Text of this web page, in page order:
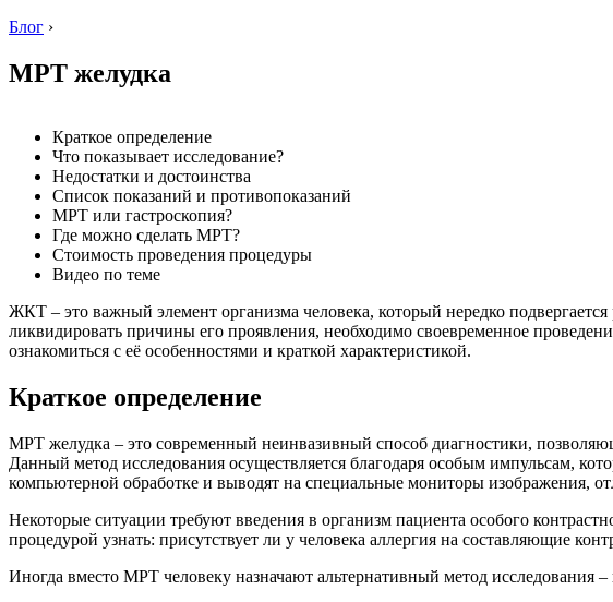
Блог ›
МРТ желудка
Краткое определение
Что показывает исследование?
Недостатки и достоинства
Список показаний и противопоказаний
МРТ или гастроскопия?
Где можно сделать МРТ?
Стоимость проведения процедуры
Видео по теме
ЖКТ – это важный элемент организма человека, который нередко
ликвидировать причины его проявления, необходимо своевременное
ознакомиться с её особенностями и краткой характеристикой.
Краткое определение
МРТ желудка – это современный неинвазивный способ диагностики,
Данный метод исследования осуществляется благодаря особым импульсам,
компьютерной обработке и выводят на специальные мониторы изображения,
Некоторые ситуации требуют введения в организм пациента особого
процедурой узнать: присутствует ли у человека аллергия на составляющие
Иногда вместо МРТ человеку назначают альтернативный метод